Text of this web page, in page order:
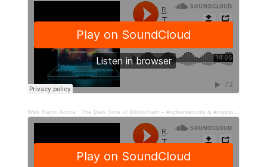
Web Radio Activa · The Dark Side of Blockchain – #cybersecurity & #cryptovalute -(p.3)